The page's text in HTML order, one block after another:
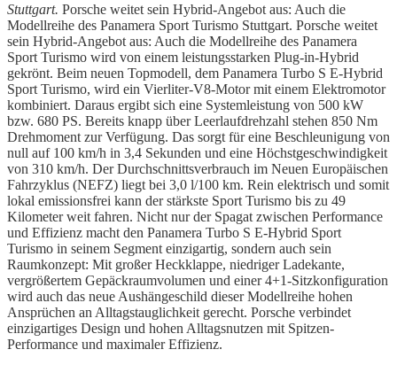
Stuttgart. Porsche weitet sein Hybrid-Angebot aus: Auch die
Modellreihe des Panamera Sport Turismo Stuttgart. Porsche weitet
sein Hybrid-Angebot aus: Auch die Modellreihe des Panamera
Sport Turismo wird von einem leistungsstarken Plug-in-Hybrid
gekrönt. Beim neuen Topmodell, dem Panamera Turbo S E-Hybrid
Sport Turismo, wird ein Vierliter-V8-Motor mit einem Elektromotor
kombiniert. Daraus ergibt sich eine Systemleistung von 500 kW
bzw. 680 PS. Bereits knapp über Leerlaufdrehzahl stehen 850 Nm
Drehmoment zur Verfügung. Das sorgt für eine Beschleunigung von
null auf 100 km/h in 3,4 Sekunden und eine Höchstgeschwindigkeit
von 310 km/h. Der Durchschnittsverbrauch im Neuen Europäischen
Fahrzyklus (NEFZ) liegt bei 3,0 l/100 km. Rein elektrisch und somit
lokal emissionsfrei kann der stärkste Sport Turismo bis zu 49
Kilometer weit fahren. Nicht nur der Spagat zwischen Performance
und Effizienz macht den Panamera Turbo S E-Hybrid Sport
Turismo in seinem Segment einzigartig, sondern auch sein
Raumkonzept: Mit großer Heckklappe, niedriger Ladekante,
vergrößertem Gepäckraumvolumen und einer 4+1-Sitzkonfiguration
wird auch das neue Aushängeschild dieser Modellreihe hohen
Ansprüchen an Alltagstauglichkeit gerecht. Porsche verbindet
einzigartiges Design und hohen Alltagsnutzen mit Spitzen-
Performance und maximaler Effizienz.